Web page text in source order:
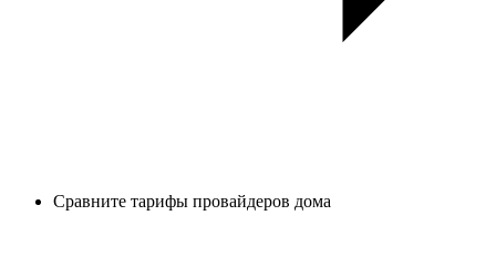
Сравните тарифы провайдеров дома